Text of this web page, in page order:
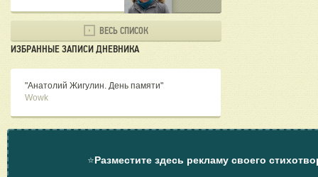
ВЕСЬ СПИСОК
ИЗБРАННЫЕ ЗАПИСИ ДНЕВНИКА
"Анатолий Жигулин. День памяти"
Wowk
⭐Разместите здесь рекламу своего